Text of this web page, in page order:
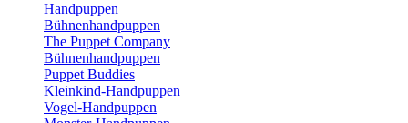
Handpuppen
Bühnenhandpuppen
The Puppet Company
Bühnenhandpuppen
Puppet Buddies
Kleinkind-Handpuppen
Vogel-Handpuppen